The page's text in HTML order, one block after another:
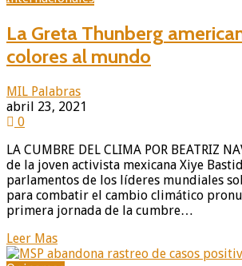
La Greta Thunberg
colores al mundo
MIL Palabras
abril 23, 2021
0
LA CUMBRE DEL CLIMA POR BEATRIZ
de la joven activista mexicana Xiye
parlamentos de los líderes mundiales
para combatir el cambio climático
primera jornada de la cumbre…
Leer Mas